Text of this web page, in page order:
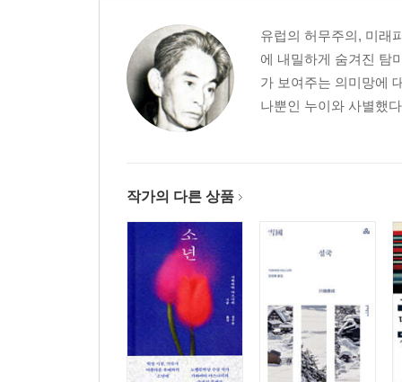
유럽의 허무주의, 미래
에 내밀하게 숨겨진 탐
가 보여주는 의미망에
나뿐인 누이와 사별했
작가의 다른 상품